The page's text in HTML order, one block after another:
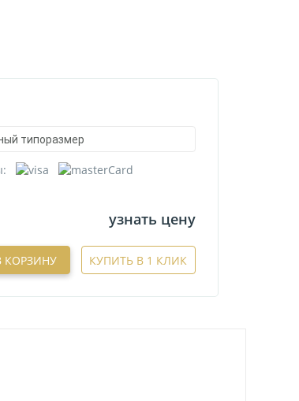
типоразмер
узнать цену
КОРЗИНУ КУПИТЬ В 1 КЛИК